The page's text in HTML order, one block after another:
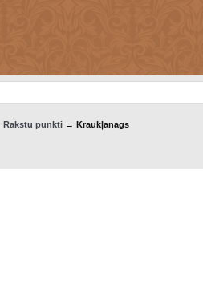
Rakstu punkti→ Kraukļanags